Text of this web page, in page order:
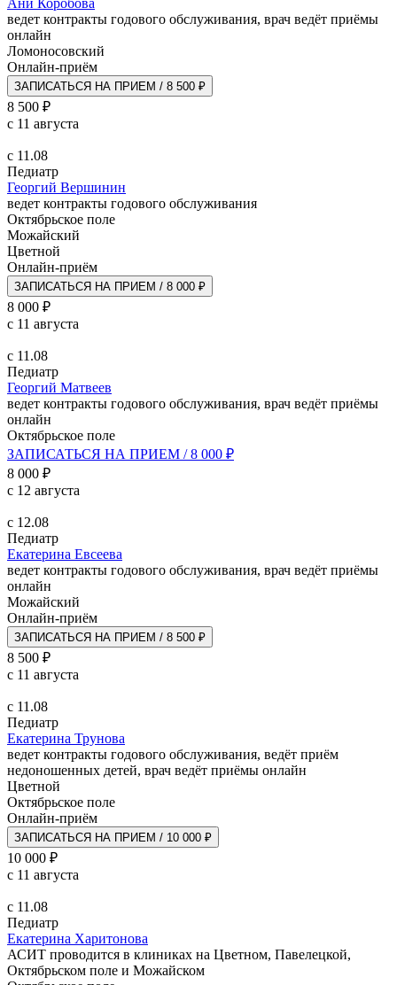
ведет контракты годового обслуживания, врач ведёт приёмы
онлайн
Ломоносовский
Онлайн-приём
ЗАПИСАТЬСЯ НА ПРИЕМ / 8 500 ₽
8 500 ₽
с 11 августа
с 11.08
Педиатр
Георгий Вершинин
ведет контракты годового обслуживания
Октябрьское поле
Можайский
Цветной
Онлайн-приём
ЗАПИСАТЬСЯ НА ПРИЕМ / 8 000 ₽
8 000 ₽
с 11 августа
с 11.08
Педиатр
Георгий Матвеев
ведет контракты годового обслуживания, врач ведёт приёмы
онлайн
Октябрьское поле
ЗАПИСАТЬСЯ НА ПРИЕМ / 8 000 ₽
8 000 ₽
с 12 августа
с 12.08
Педиатр
Екатерина Евсеева
ведет контракты годового обслуживания, врач ведёт приёмы
онлайн
Можайский
Онлайн-приём
ЗАПИСАТЬСЯ НА ПРИЕМ / 8 500 ₽
8 500 ₽
с 11 августа
с 11.08
Педиатр
Екатерина Трунова
ведет контракты годового обслуживания, ведёт приём
недоношенных детей, врач ведёт приёмы онлайн
Цветной
Октябрьское поле
Онлайн-приём
ЗАПИСАТЬСЯ НА ПРИЕМ / 10 000 ₽
10 000 ₽
с 11 августа
с 11.08
Педиатр
Екатерина Харитонова
АСИТ проводится в клиниках на Цветном, Павелецкой,
Октябрьском поле и Можайском